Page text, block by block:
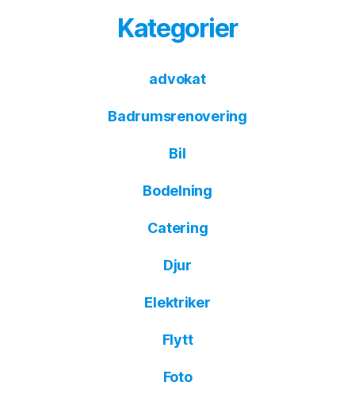
Kategorier
advokat
Badrumsrenovering
Bil
Bodelning
Catering
Djur
Elektriker
Flytt
Foto